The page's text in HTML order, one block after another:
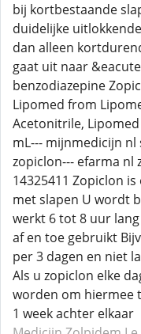
bij kortbestaande
duidelijke
dan alleen
gaat uit naar
benzodiazepine
Lipomed from
Acetonitrile,
mL--- mijnmedicijn
zopiclon--- efarma nl
14325411 Zopiclon
met slapen U wordt
werkt 6 tot 8 uur
af en toe gebruikt
per 3 dagen en niet
Als u zopiclon elke
worden om hiermee
1 week achter elkaar